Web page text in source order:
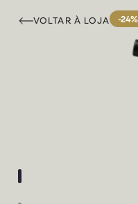
VOLTAR À LOJA -24%